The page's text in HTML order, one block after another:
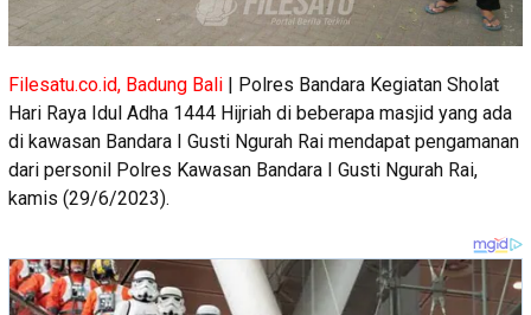
Filesatu.co.id, Badung Bali | Polres Bandara Kegiatan Sholat
Hari Raya Idul Adha 1444 Hijriah di beberapa masjid yang ada
di kawasan Bandara I Gusti Ngurah Rai mendapat pengamanan
dari personil Polres Kawasan Bandara I Gusti Ngurah Rai,
kamis (29/6/2023).